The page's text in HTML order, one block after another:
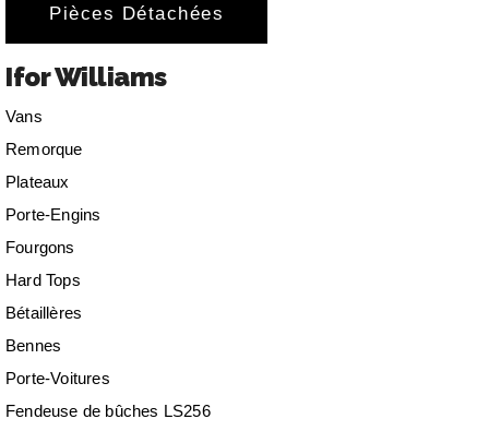
Pièces Détachées
Ifor Williams
Vans
Remorque
Plateaux
Porte-Engins
Fourgons
Hard Tops
Bétaillères
Bennes
Porte-Voitures
Fendeuse de bûches LS256